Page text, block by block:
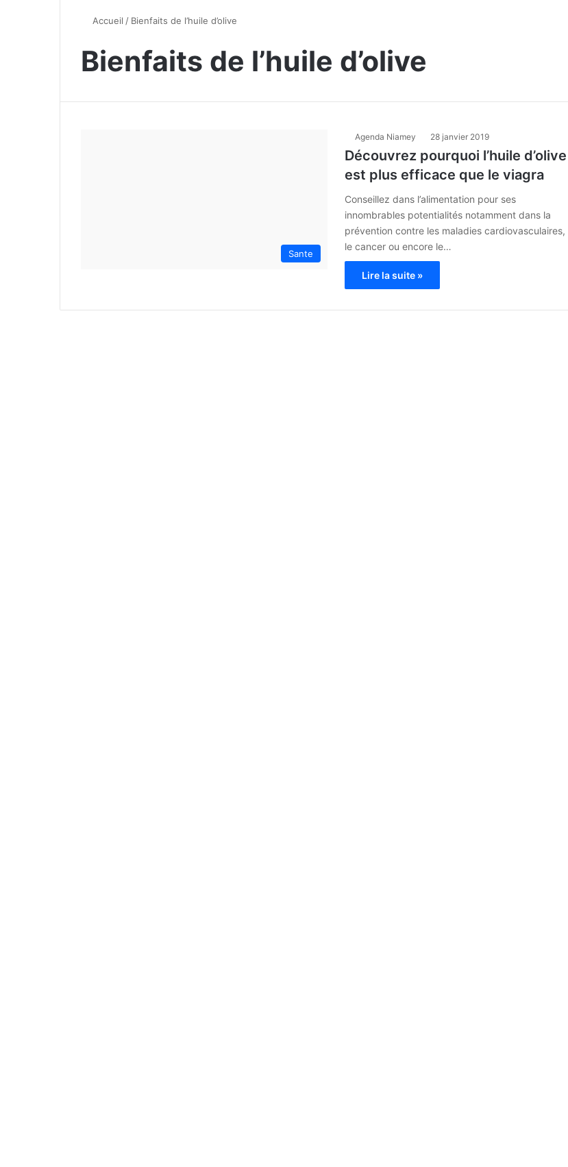
Accueil / Bienfaits de l’huile d’olive
Bienfaits de l’huile d’olive
Sante
Agenda Niamey 28 janvier 2019
Découvrez pourquoi l’huile d’olive
est plus efficace que le viagra
Conseillez dans l’alimentation pour ses
innombrables potentialités notamment dans la
prévention contre les maladies cardiovasculaires,
le cancer ou encore le…
Lire la suite »